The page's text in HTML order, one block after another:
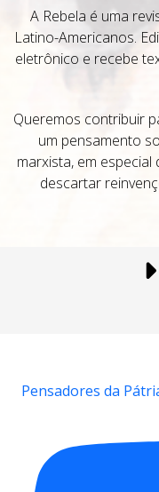
A Rebela é uma
Latino-Americanos.
eletrônico e recebe
Queremos contribuir
um pensamento
marxista, em
descartar
Pensadores da